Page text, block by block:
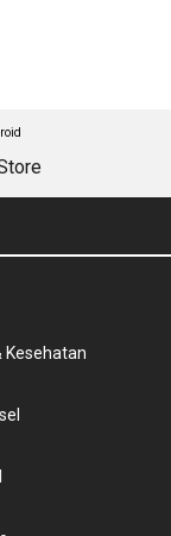
Kesehatan